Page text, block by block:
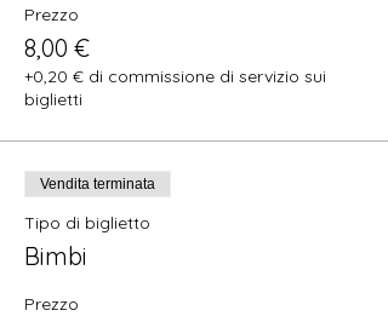
Prezzo
8,00 €
+0,20 € di commissione di servizio sui
biglietti
Vendita terminata
Tipo di biglietto
Bimbi
Prezzo